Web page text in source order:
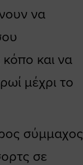
να
και να
μέχρι το
σύμμαχος
σε